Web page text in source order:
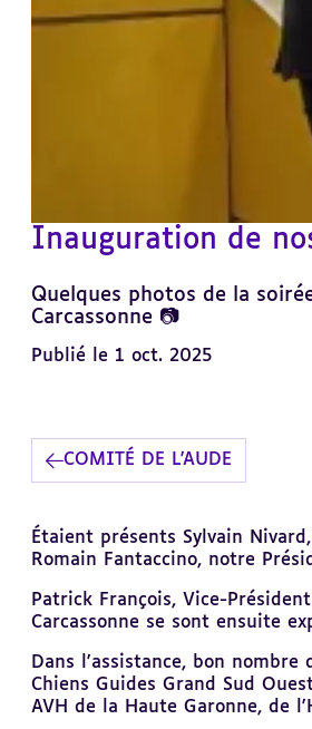
Inauguration de
Quelques photos de la
Carcassonne 📷
Publié le 1 oct. 2025
COMITÉ DE L'AUDE
Étaient présents Sylvain
Romain Fantaccino, notre
Patrick François, Vice-
Carcassonne se sont ensuite
Dans l'assistance, bon
Chiens Guides Grand Sud
AVH de la Haute Garonne, de
au
sommaire